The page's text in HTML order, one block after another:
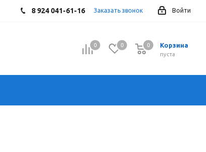
Войти
8 924 041-61-16 Заказать звонок
0 0 Корзина
0
пуста
0